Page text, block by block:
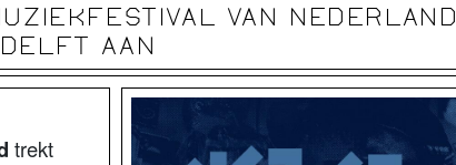
VAN NEDERLAND
AAN
trekt